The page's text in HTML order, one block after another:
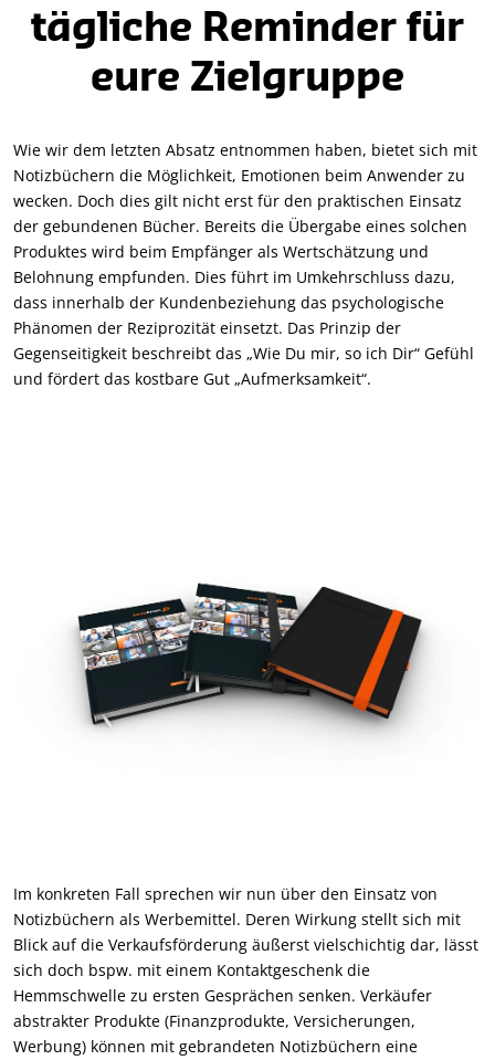
tägliche Reminder für
eure Zielgruppe
Wie wir dem letzten Absatz entnommen haben, bietet sich mit
Notizbüchern die Möglichkeit, Emotionen beim Anwender zu
wecken. Doch dies gilt nicht erst für den praktischen Einsatz
der gebundenen Bücher. Bereits die Übergabe eines solchen
Produktes wird beim Empfänger als Wertschätzung und
Belohnung empfunden. Dies führt im Umkehrschluss dazu,
dass innerhalb der Kundenbeziehung das psychologische
Phänomen der Reziprozität einsetzt. Das Prinzip der
Gegenseitigkeit beschreibt das „Wie Du mir, so ich Dir“ Gefühl
und fördert das kostbare Gut „Aufmerksamkeit“.
Im konkreten Fall sprechen wir nun über den Einsatz von
Notizbüchern als Werbemittel. Deren Wirkung stellt sich mit
Blick auf die Verkaufsförderung äußerst vielschichtig dar, lässt
sich doch bspw. mit einem Kontaktgeschenk die
Hemmschwelle zu ersten Gesprächen senken. Verkäufer
abstrakter Produkte (Finanzprodukte, Versicherungen,
Werbung) können mit gebrandeten Notizbüchern eine